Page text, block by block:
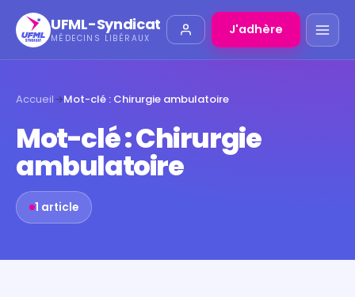
UFML-Syndicat
MÉDECINS LIBÉRAUX
J'adhère
Accueil→Mot-clé : Chirurgie ambulatoire
Mot-clé : Chirurgie
ambulatoire
1 article